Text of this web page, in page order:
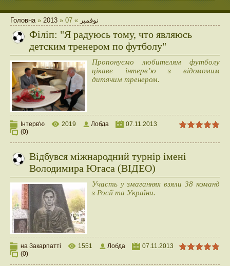
Головна» 2013 » نوفمبر »
07
Філіп: "Я радуюсь тому, что являюсь
детским тренером по футболу"
Пропонуємо любителям футболу
цікаве інтерв’ю з відомомим
дитячим тренером.
Інтерв'ю 2019 Лобда
07.11.2013
(0)
Відбувся міжнародний турнір імені
Володимира Югаса (ВІДЕО)
Участь у змаганнях взяли 38 команд
з Росії та України.
на Закарпатті 1551 Лобда
07.11.2013
(0)